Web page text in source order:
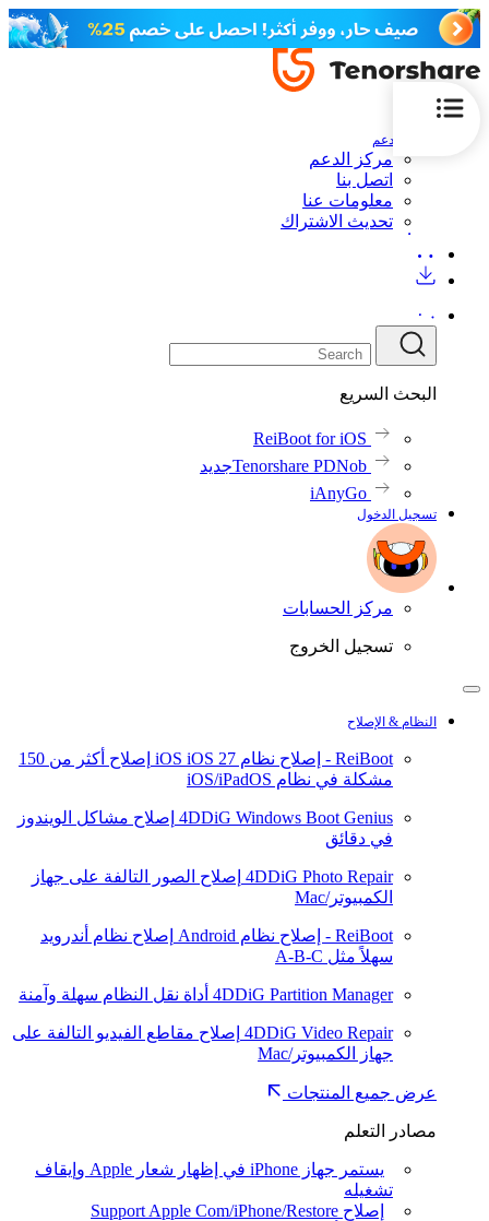
الدعم
مركز الدعم
اتصل بنا
معلومات عنا
تحديث الاشتراك
البحث السريع
ReiBoot for iOS
Tenorshare PDNobجديد
iAnyGo
تسجيل الدخول
مركز الحسابات
تسجيل الخروج
النظام & الإصلاح
ReiBoot - إصلاح نظام iOS iOS 27
إصلاح أكثر من 150
مشكلة في نظام iOS/iPadOS
4DDiG Windows Boot Genius إصلاح مشاكل الويندوز
في دقائق
4DDiG Photo Repair إصلاح الصور التالفة على جهاز
الكمبيوتر/Mac
ReiBoot - إصلاح نظام Android
إصلاح نظام أندرويد
سهلاً مثل A-B-C
4DDiG Partition Manager أداة نقل النظام سهلة وآمنة
4DDiG Video Repair إصلاح مقاطع الفيديو التالفة على
جهاز الكمبيوتر/Mac
عرض جميع المنتجات
مصادر التعلم
يستمر جهاز iPhone في إظهار شعار Apple وإيقاف
تشغيله
إصلاح Support Apple Com/iPhone/Restore